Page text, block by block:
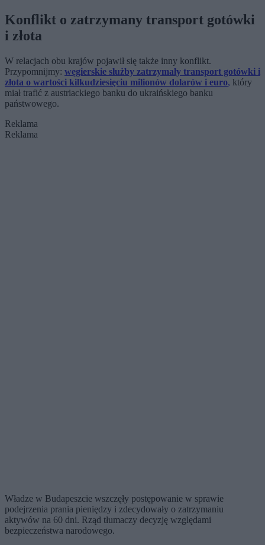
Konflikt o zatrzymany transport gotówki
i złota
W relacjach obu krajów pojawił się także inny konflikt.
Przypomnijmy: węgierskie służby zatrzymały transport gotówki i
złota o wartości kilkudziesięciu milionów dolarów i euro, który
miał trafić z austriackiego banku do ukraińskiego banku
państwowego.
Reklama
Reklama
Władze w Budapeszcie wszczęły postępowanie w sprawie
podejrzenia prania pieniędzy i zdecydowały o zatrzymaniu
aktywów na 60 dni. Rząd tłumaczy decyzję względami
bezpieczeństwa narodowego.